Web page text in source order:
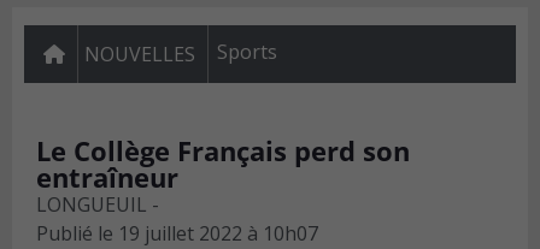
NOUVELLES Sports
Le Collège Français perd son
entraîneur
LONGUEUIL -
Publié le 19 juillet 2022 à 10h07